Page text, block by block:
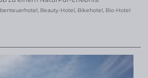
, Beauty-Hotel, Bikehotel, Bio-Hotel